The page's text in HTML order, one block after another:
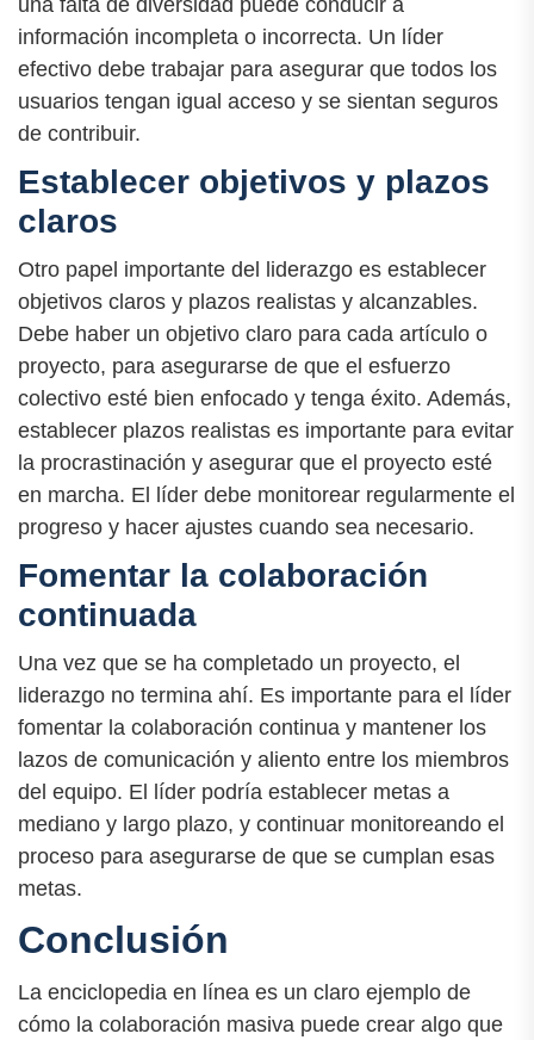
información incompleta o incorrecta. Un líder
efectivo debe trabajar para asegurar que todos los
usuarios tengan igual acceso y se sientan seguros
de contribuir.
Establecer objetivos y plazos
claros
Otro papel importante del liderazgo es establecer
objetivos claros y plazos realistas y alcanzables.
Debe haber un objetivo claro para cada artículo o
proyecto, para asegurarse de que el esfuerzo
colectivo esté bien enfocado y tenga éxito. Además,
establecer plazos realistas es importante para evitar
la procrastinación y asegurar que el proyecto esté
en marcha. El líder debe monitorear regularmente el
progreso y hacer ajustes cuando sea necesario.
Fomentar la colaboración
continuada
Una vez que se ha completado un proyecto, el
liderazgo no termina ahí. Es importante para el líder
fomentar la colaboración continua y mantener los
lazos de comunicación y aliento entre los miembros
del equipo. El líder podría establecer metas a
mediano y largo plazo, y continuar monitoreando el
proceso para asegurarse de que se cumplan esas
metas.
Conclusión
La enciclopedia en línea es un claro ejemplo de
cómo la colaboración masiva puede crear algo que